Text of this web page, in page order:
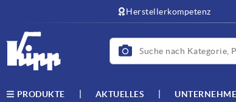
Herstellerkompetenz
PRODUKTE AKTUELLES